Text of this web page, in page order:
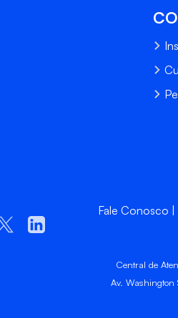
Fale Conosco
Central de
Av. Washington